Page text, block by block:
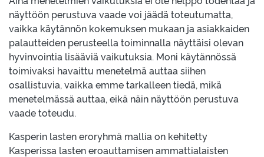
näyttöön perustuva vaade voi jäädä toteutumatta,
vaikka käytännön kokemuksen mukaan ja asiakkaiden
palautteiden perusteella toiminnalla näyttäisi olevan
hyvinvointia lisääviä vaikutuksia. Moni käytännössä
toimivaksi havaittu menetelmä auttaa siihen
osallistuvia, vaikka emme tarkalleen tiedä, mikä
menetelmässä auttaa, eikä näin näyttöön perustuva
vaade toteudu.
Kasperin lasten eroryhmä mallia on kehitetty
Kasperissa lasten eroauttamisen ammattialaisten